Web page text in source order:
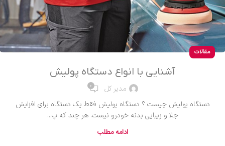
مقالات
آشنایی با انواع دستگاه پولیش
مدیر کل 0
دستگاه پولیش چیست ؟ دستگاه پولیش فقط یک دستگاه برای افزایش
جلا و زیبایی بدنه خودرو نیست. هر چند که پ...
ادامه مطلب